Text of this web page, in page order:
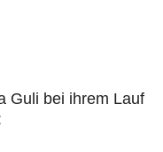
Guli bei ihrem Lauf